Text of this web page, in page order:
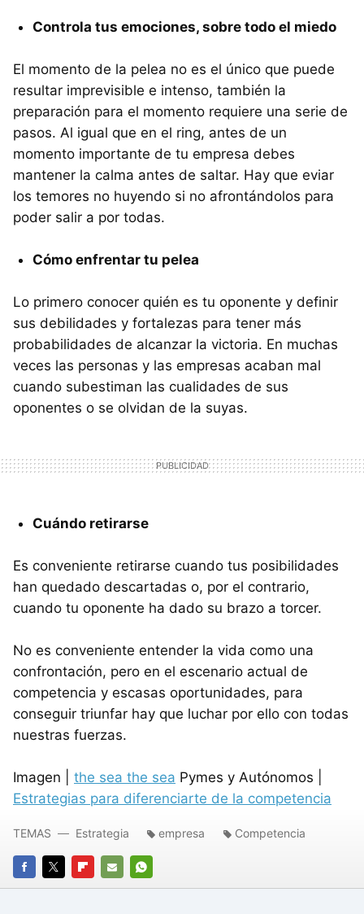
Controla tus emociones, sobre todo el miedo
El momento de la pelea no es el único que puede
resultar imprevisible e intenso, también la
preparación para el momento requiere una serie de
pasos. Al igual que en el ring, antes de un
momento importante de tu empresa debes
mantener la calma antes de saltar. Hay que eviar
los temores no huyendo si no afrontándolos para
poder salir a por todas.
Cómo enfrentar tu pelea
Lo primero conocer quién es tu oponente y definir
sus debilidades y fortalezas para tener más
probabilidades de alcanzar la victoria. En muchas
veces las personas y las empresas acaban mal
cuando subestiman las cualidades de sus
oponentes o se olvidan de la suyas.
Cuándo retirarse
Es conveniente retirarse cuando tus posibilidades
han quedado descartadas o, por el contrario,
cuando tu oponente ha dado su brazo a torcer.
No es conveniente entender la vida como una
confrontación, pero en el escenario actual de
competencia y escasas oportunidades, para
conseguir triunfar hay que luchar por ello con todas
nuestras fuerzas.
Imagen | the sea the sea Pymes y Autónomos |
Estrategias para diferenciarte de la competencia
FACEBOOK
TWITTERFLIPBOARD
E-
WHATSAPP
TEMAS Estrategia empresa Competencia